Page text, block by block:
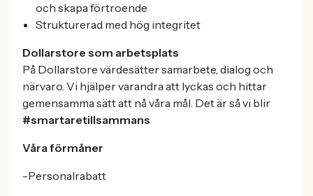
och skapa förtroende
Strukturerad med hög integritet
Dollarstore som arbetsplats
På Dollarstore värdesätter samarbete, dialog och
närvaro. Vi hjälper varandra att lyckas och hittar
gemensamma sätt att nå våra mål. Det är så vi blir
#smartaretillsammans
Våra förmåner
-Personalrabatt